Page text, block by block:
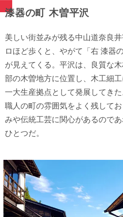
漆器の町 木曽平沢
美しい街並みが残る中山道奈良
ロほど歩くと、やがて「右 漆器
が見えてくる。平沢は、良質な
部の木曽地方に位置し、木工細
一大生産拠点として発展してき
職人の町の雰囲気をよく残して
みや伝統工芸に関心があるので
ひとつだ。